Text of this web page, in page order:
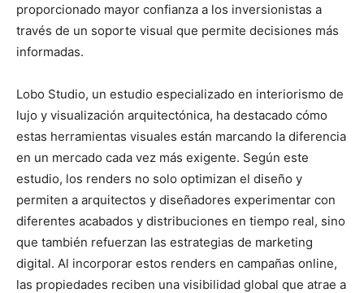
proporcionado mayor confianza a los inversionistas a
través de un soporte visual que permite decisiones más
informadas.
Lobo Studio, un estudio especializado en interiorismo de
lujo y visualización arquitectónica, ha destacado cómo
estas herramientas visuales están marcando la diferencia
en un mercado cada vez más exigente. Según este
estudio, los renders no solo optimizan el diseño y
permiten a arquitectos y diseñadores experimentar con
diferentes acabados y distribuciones en tiempo real, sino
que también refuerzan las estrategias de marketing
digital. Al incorporar estos renders en campañas online,
las propiedades reciben una visibilidad global que atrae a